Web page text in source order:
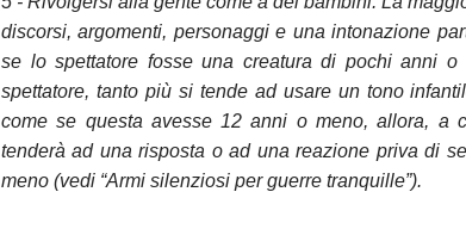
discorsi, argomenti, personaggi e una intonazione
se lo spettatore fosse una creatura di pochi anni
spettatore, tanto più si tende ad usare un tono
come se questa avesse 12 anni o meno, allora, a
tenderà ad una risposta o ad una reazione priva di
meno (vedi “Armi silenziosi per guerre tranquille”).